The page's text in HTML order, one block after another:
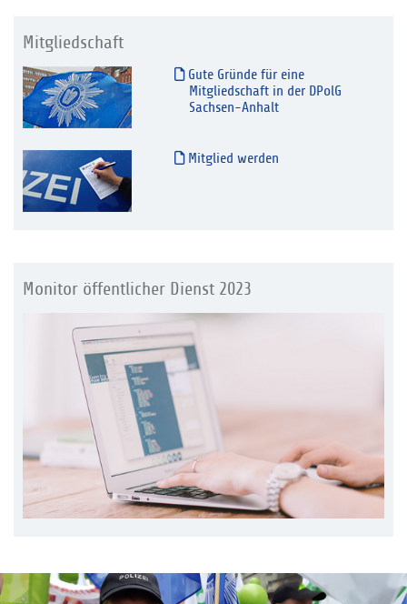
Mitgliedschaft
Gute Gründe für eine
Mitgliedschaft in der DPolG
Sachsen-Anhalt
Mitglied werden
Monitor öffentlicher Dienst 2023